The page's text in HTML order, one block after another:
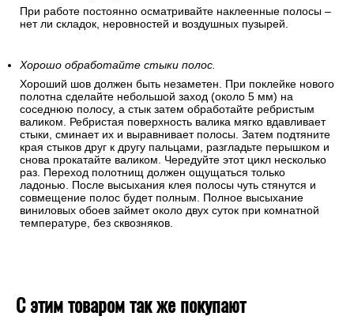
При работе постоянно осматривайте наклеенные полосы –
нет ли складок, неровностей и воздушных пузырей.
Хорошо обработайте стыки полос.
Хороший шов должен быть незаметен. При поклейке нового
полотна сделайте небольшой заход (около 5 мм) на
соседнюю полосу, а стык затем обработайте ребристым
валиком. Ребристая поверхность валика мягко вдавливает
стыки, сминает их и выравнивает полосы. Затем подтяните
края стыков друг к другу пальцами, разгладьте перышком и
снова прокатайте валиком. Чередуйте этот цикл несколько
раз. Переход полотнищ должен ощущаться только
ладонью. После высыхания клея полосы чуть стянутся и
совмещение полос будет полным. Полное высыхание
виниловых обоев займет около двух суток при комнатной
температуре, без сквозняков.
С этим товаром так же покупают